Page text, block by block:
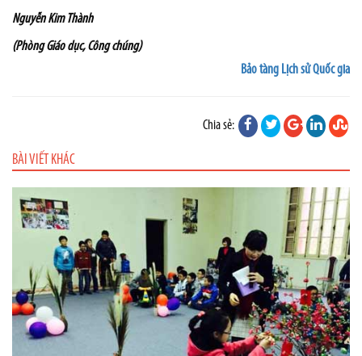
Nguyễn Kim Thành
(Phòng Giáo dục, Công chúng)
Bảo tàng Lịch sử Quốc gia
Chia sẻ:
BÀI VIẾT KHÁC